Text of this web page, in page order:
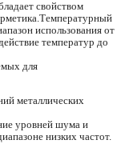
свойством
использования от
температур до
для
металлических
уровней шума и
низких частот.